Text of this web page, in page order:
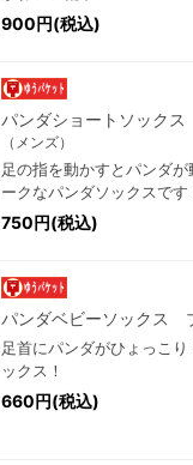
900円(税込)
パンダショートソックス
（メンズ）
足の指を動かすとパンダ
ークなパンダソックスです
750円(税込)
パンダベビーソックス
足首にパンダがひょっこ
ックス！
660円(税込)